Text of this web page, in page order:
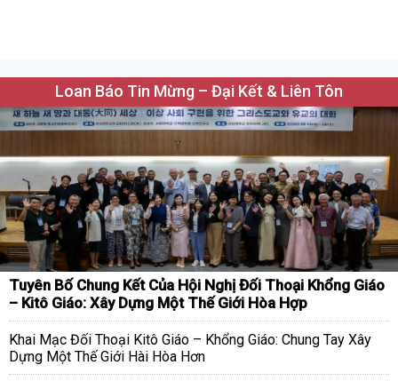
Loan Báo Tin Mừng – Đại Kết & Liên Tôn
Tuyên Bố Chung Kết Của Hội Nghị Đối Thoại Khổng Giáo
– Kitô Giáo: Xây Dựng Một Thế Giới Hòa Hợp
Khai Mạc Đối Thoại Kitô Giáo – Khổng Giáo: Chung Tay Xây
Dựng Một Thế Giới Hài Hòa Hơn